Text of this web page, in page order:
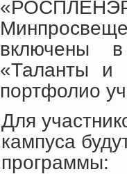
включены
«Таланты и
портфолио
Для
кампуса
программы: